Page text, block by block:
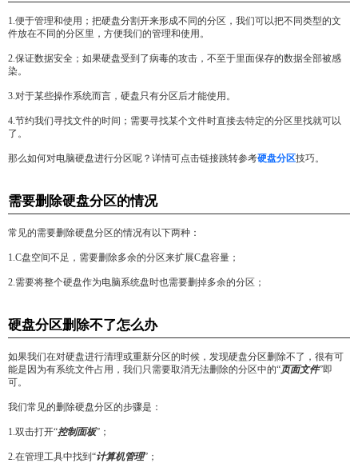
1.便于管理和使用；把硬盘分割开来形成不同的分区，我们可以把不同类型的文
件放在不同的分区里，方便我们的管理和使用。
2.保证数据安全；如果硬盘受到了病毒的攻击，不至于里面保存的数据全部被感
染。
3.对于某些操作系统而言，硬盘只有分区后才能使用。
4.节约我们寻找文件的时间；需要寻找某个文件时直接去特定的分区里找就可以
了。
那么如何对电脑硬盘进行分区呢？详情可点击链接跳转参考硬盘分区技巧。
需要删除硬盘分区的情况
常见的需要删除硬盘分区的情况有以下两种：
1.C盘空间不足，需要删除多余的分区来扩展C盘容量；
2.需要将整个硬盘作为电脑系统盘时也需要删掉多余的分区；
硬盘分区删除不了怎么办
如果我们在对硬盘进行清理或重新分区的时候，发现硬盘分区删除不了，很有可
能是因为有系统文件占用，我们只需要取消无法删除的分区中的“页面文件”即
可。
我们常见的删除硬盘分区的步骤是：
1.双击打开“控制面板”；
2.在管理工具中找到“计算机管理”；